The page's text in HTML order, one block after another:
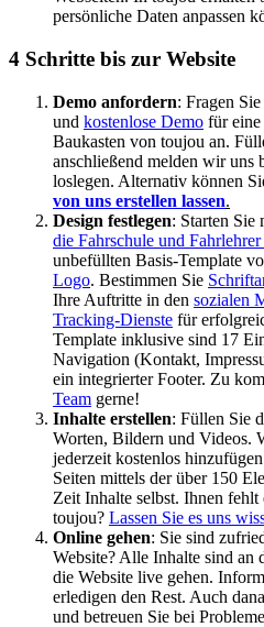
persönliche Daten anpassen
4 Schritte bis zur Website
Demo anfordern: Fragen
und kostenlose Demo für eine
Baukasten von toujou an.
anschließend melden wir uns
loslegen. Alternativ können
von uns erstellen lassen.
Design festlegen: Starten Sie
die Fahrschule und Fahrlehrer
unbefüllten Basis-Template
Logo. Bestimmen Sie
Ihre Auftritte in den sozialen
Tracking-Dienste für
Template inklusive sind 17
Navigation (Kontakt,
ein integrierter Footer. Zu
Team gerne!
Inhalte erstellen: Füllen Sie
Worten, Bildern und Videos.
jederzeit kostenlos
Seiten mittels der über 150
Zeit Inhalte selbst. Ihnen
toujou? Lassen Sie es uns
Online gehen: Sie sind
Website? Alle Inhalte sind an
die Website live gehen.
erledigen den Rest. Auch
und betreuen Sie bei